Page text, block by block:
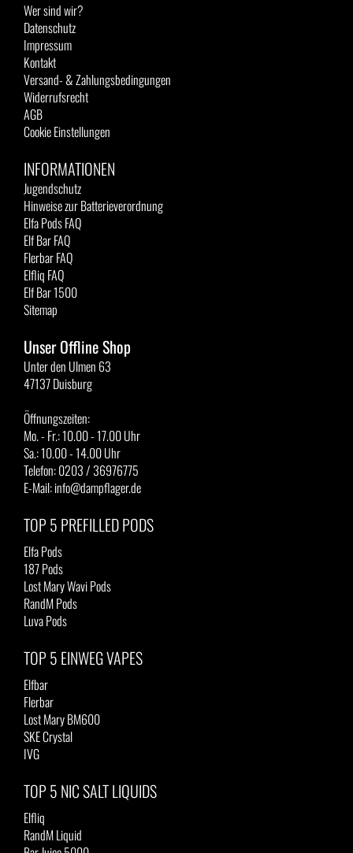
Wer sind wir?
Datenschutz
Impressum
Kontakt
Versand- & Zahlungsbedingungen
Widerrufsrecht
AGB
Cookie Einstellungen
INFORMATIONEN
Jugendschutz
Hinweise zur Batterieverordnung
Elfa Pods FAQ
Elf Bar FAQ
Flerbar FAQ
Elfliq FAQ
Elf Bar 1500
Sitemap
Unser Offline Shop
Unter den Ulmen 63
47137 Duisburg
Öffnungszeiten:
Mo. - Fr.: 10.00 - 17.00 Uhr
Sa.: 10.00 - 14.00 Uhr
Telefon: 0203 / 36976775
E-Mail: info@dampflager.de
TOP 5 PREFILLED PODS
Elfa Pods
187 Pods
Lost Mary Wavi Pods
RandM Pods
Luva Pods
TOP 5 EINWEG VAPES
Elfbar
Flerbar
Lost Mary BM600
SKE Crystal
IVG
TOP 5 NIC SALT LIQUIDS
Elfliq
RandM Liquid